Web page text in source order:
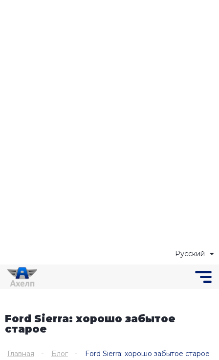
Русский
Українська
Ford Sierra: хорошо забытое
старое
Главная Блог Ford Sierra: хорошо забытое старое